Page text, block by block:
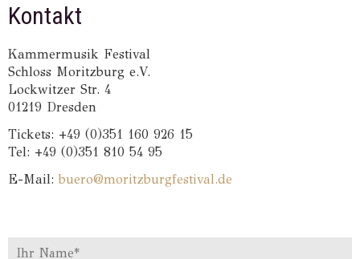
Kontakt
Kammermusik Festival
Schloss Moritzburg e.V.
Lockwitzer Str. 4
01219 Dresden
Tickets: +49 (0)351 160 926 15
Tel: +49 (0)351 810 54 95
E-Mail:buero@moritzburgfestival.de